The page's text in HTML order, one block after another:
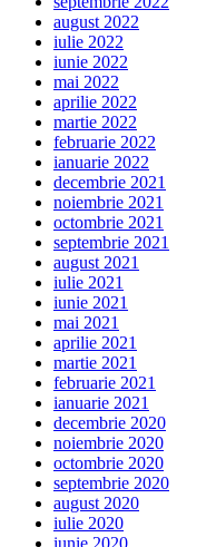
august 2022
iulie 2022
iunie 2022
mai 2022
aprilie 2022
martie 2022
februarie 2022
ianuarie 2022
decembrie 2021
noiembrie 2021
octombrie 2021
septembrie 2021
august 2021
iulie 2021
iunie 2021
mai 2021
aprilie 2021
martie 2021
februarie 2021
ianuarie 2021
decembrie 2020
noiembrie 2020
octombrie 2020
septembrie 2020
august 2020
iulie 2020
iunie 2020